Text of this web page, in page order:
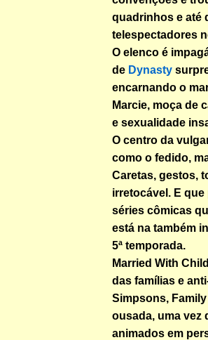
quadrinhos e até
telespectadores
O elenco é
de Dynasty
encarnando o
Marcie, moça de
e sexualidade
O centro da
como o fedido,
Caretas, gestos,
irretocável. E
séries cômicas
está na também
5ª temporada.
Married With
das famílias e
Simpsons,
ousada, uma vez
animados em